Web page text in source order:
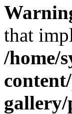
that
/home/
gallery/